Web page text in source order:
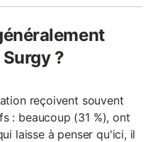
?
reçoivent souvent
: beaucoup (31 %), ont
laisse à penser qu'ici, il